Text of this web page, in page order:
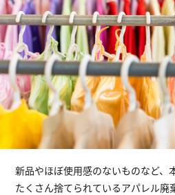
新品やほぼ使用感のないものなど、
たくさん捨てられているアパレル廃